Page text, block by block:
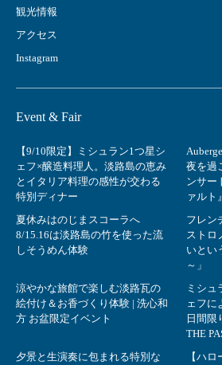
観光情報
アクセス
Instagram
Event & Fair
【9/10限定】ミシュラン1つ星シ
ェフ×醸造料理人。淡路島の恵み
とイタリア料理の感性が交わる
特別ディナー
夜を過
ンサー
ァルト
夏休みはのじまスコーラへ
8/15.16は淡路島の竹を使った流
しそうめん体験
フレン
ストロ
いとい
～」
涼やかな旅館で楽しむ淡路瓦の
絵付け＆お香づくり体験 | 洗心和
方 お盆限定イベント
ミシュ
ェフに
日間
THE
夕景と生演奏に包まれる特別な
【ハ